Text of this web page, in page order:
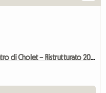
Monolocale arredato 20 m² – Centro di Cholet – Ristrutturato 2024